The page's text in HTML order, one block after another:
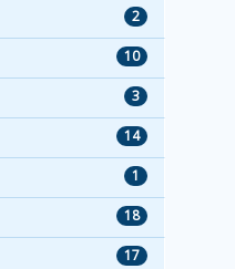
2
10
3
14
1
18
17